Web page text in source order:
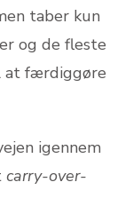
taber kun
og de fleste
at færdiggøre
igennem
carry-over-